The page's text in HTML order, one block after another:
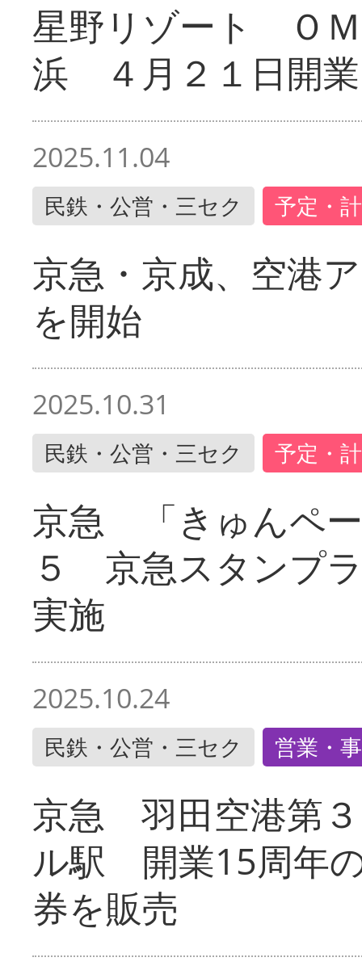
星野リゾート Ｏ
浜 ４月２１日開業
2025.11.04
民鉄・公営・三セク 予定・
京急・京成、空港
を開始
2025.10.31
民鉄・公営・三セク 予定・
京急 「きゅんペ
５ 京急スタンプ
実施
2025.10.24
民鉄・公営・三セク 営業・
京急 羽田空港第
ル駅 開業15周年
券を販売